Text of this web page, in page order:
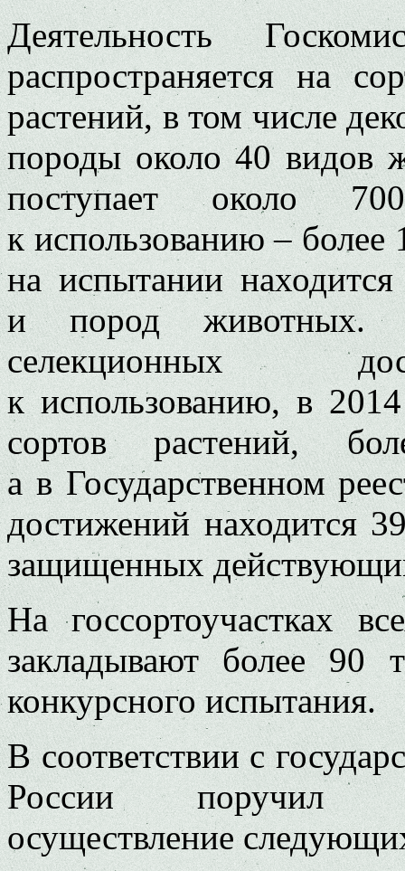
Деятельность
распространяется на
растений, в том числе
породы около 40 видов
поступает около
к использованию – более
на испытании
и пород животных. В
селекционных
к использованию, в
сортов растений,
а в Государственном
достижений находится
защищенных
На госсортоучастках
закладывают более 90
конкурсного испытания.
В соответствии с
России поручил
осуществление